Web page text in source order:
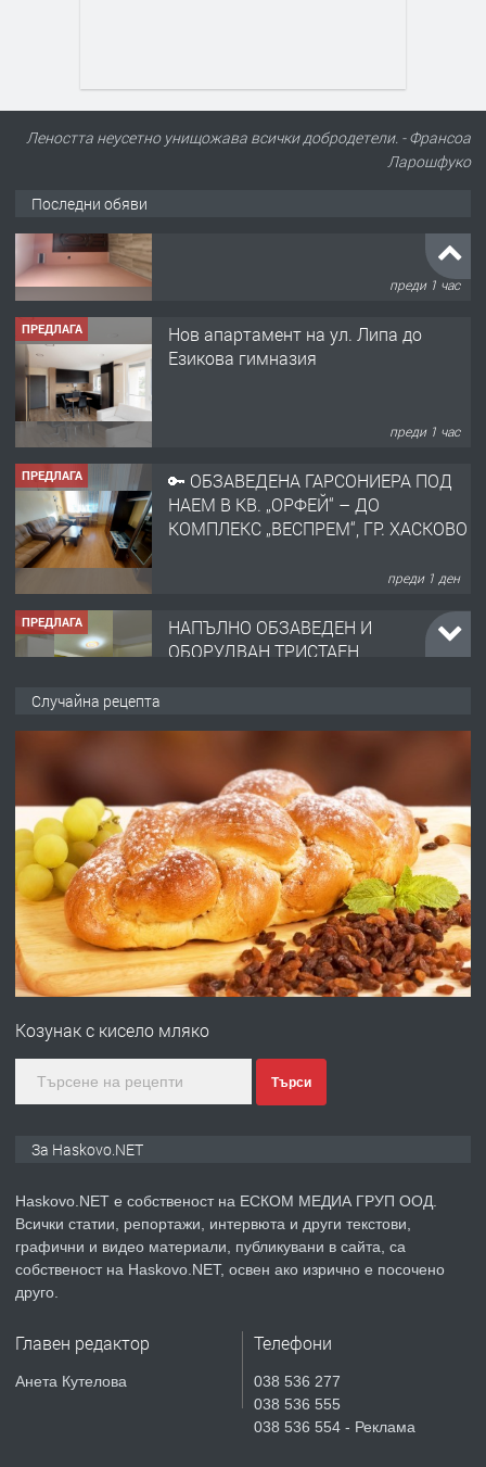
Леността неусетно унищожава всички добродетели. - Франсоа
Ларошфуко
Последни обяви
ПРЕДЛАГА
преди 1 час
ПРЕДЛАГА
КОМПЛЕКС „ВЕСПРЕМ“, ГР. ХАСКОВО
преди 1 ден
ПРЕДЛАГА
НАПЪЛНО ОБЗАВЕДЕН И
АПАРТАМЕНТ В ЦЕНТЪРА НА ГР.
преди 2 дни
ПРЕДЛАГА
№4120 Магазин/Офис под наем в кв.
Любен Каравелов, Хасково-близо до
градската градина!
преди 2 дни
ПРЕДЛАГА
ПРОСТОРЕН ТРИСТАЕН
КУБА
преди 3 дни
ПРЕДЛАГА СГЛОБЯВАНЕ НА МЕБЕЛИ.
№4119 Едностаен обзаведен
Случайна рецепта
Козунак с кисело мляко
Търси
За Haskovo.NET
Haskovo.NET е собственост на ЕСКОМ МЕДИА ГРУП ООД.
Всички статии, репортажи, интервюта и други текстови,
графични и видео материали, публикувани в сайта, са
собственост на Haskovo.NET, освен ако изрично е посочено
друго.
Главен редактор
Анета Кутелова
Телефони
038 536 277
038 536 555
038 536 554 - Реклама